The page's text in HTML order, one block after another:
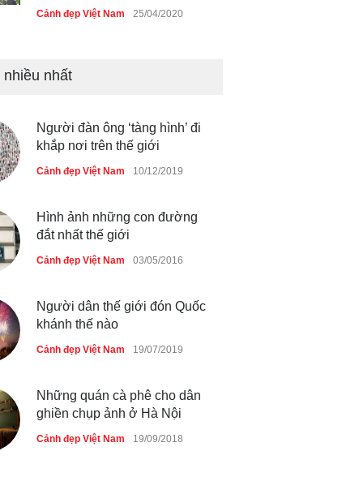
Cảnh đẹp Việt Nam 25/04/2020
du lịch quốc gia
Những món ăn đồng quê dân
dã ở Sài Gòn
Cảnh đẹp Việt Nam 25/04/2020
nhiều nhất
Người đàn ông ‘tàng hình’ đi
khắp nơi trên thế giới
Cảnh đẹp Việt Nam 10/12/2019
Hình ảnh những con đường
đắt nhất thế giới
Cảnh đẹp Việt Nam 03/05/2016
Người dân thế giới đón Quốc
khánh thế nào
Cảnh đẹp Việt Nam 19/07/2019
Những quán cà phê cho dân
ghiền chụp ảnh ở Hà Nội
Cảnh đẹp Việt Nam 19/09/2018